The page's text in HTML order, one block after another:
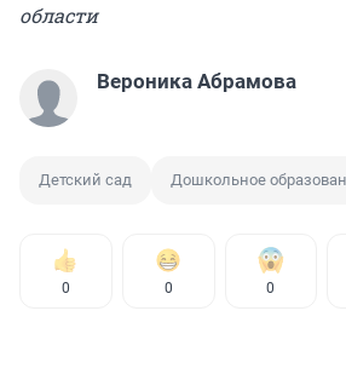
области
Вероника Абрамова
Детский сад Дошкольное
0 0 0